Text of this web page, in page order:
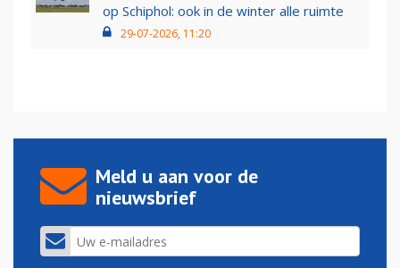
op Schiphol: ook in de winter alle ruimte
29-07-2026, 11:20
Meld u aan voor de
nieuwsbrief